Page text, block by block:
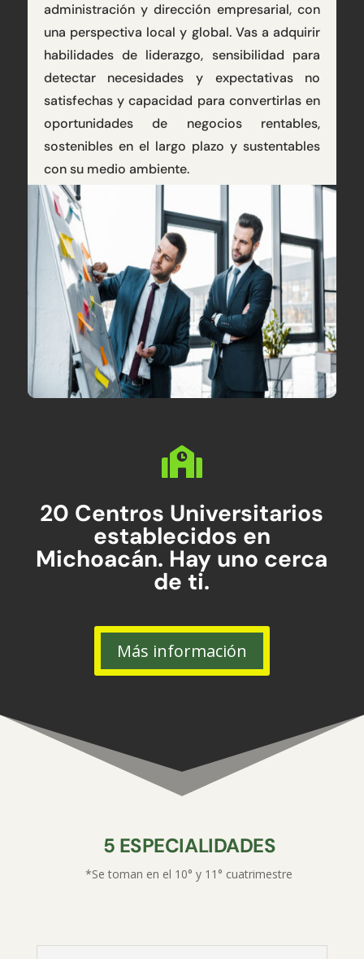
administración y dirección empresarial, con
una perspectiva local y global. Vas a adquirir
habilidades de liderazgo, sensibilidad para
detectar necesidades y expectativas no
satisfechas y capacidad para convertirlas en
oportunidades de negocios rentables,
sostenibles en el largo plazo y sustentables
con su medio ambiente.

20 Centros Universitarios
establecidos en
Michoacán. Hay uno cerca
de ti.
Más información
5 ESPECIALIDADES
*Se toman en el 10° y 11° cuatrimestre